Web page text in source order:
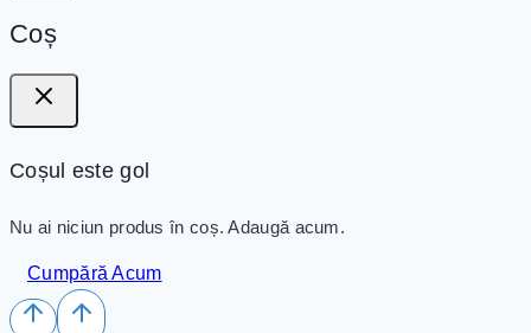
Coș
Coșul este gol
Nu ai niciun produs în coș. Adaugă acum.
Cumpără Acum